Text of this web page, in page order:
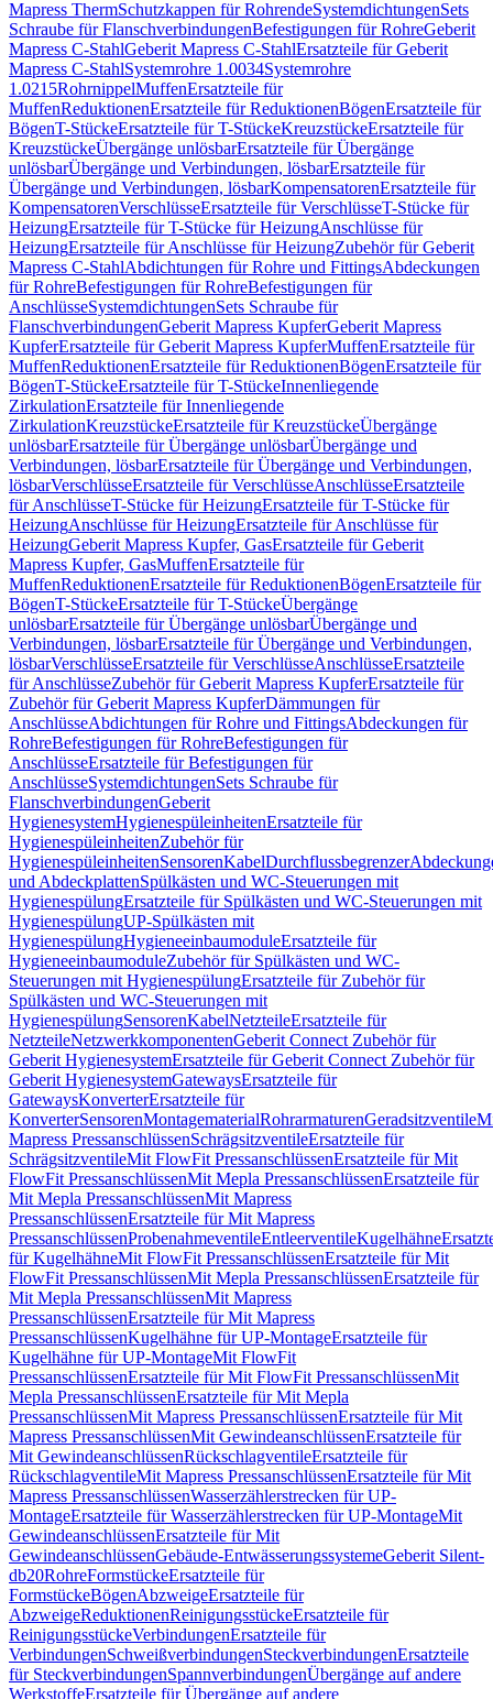
Mapress ThermSchutzkappen für RohrendeSystemdichtungenSets
Schraube für FlanschverbindungenBefestigungen für RohreGeberit
Mapress C-StahlGeberit Mapress C-StahlErsatzteile für Geberit
Mapress C-StahlSystemrohre 1.0034Systemrohre
1.0215RohrnippelMuffenErsatzteile für
MuffenReduktionenErsatzteile für ReduktionenBögenErsatzteile für
BögenT-StückeErsatzteile für T-StückeKreuzstückeErsatzteile für
KreuzstückeÜbergänge unlösbarErsatzteile für Übergänge
unlösbarÜbergänge und Verbindungen, lösbarErsatzteile für
Übergänge und Verbindungen, lösbarKompensatorenErsatzteile für
KompensatorenVerschlüsseErsatzteile für VerschlüsseT-Stücke für
HeizungErsatzteile für T-Stücke für HeizungAnschlüsse für
HeizungErsatzteile für Anschlüsse für HeizungZubehör für Geberit
Mapress C-StahlAbdichtungen für Rohre und FittingsAbdeckungen
für RohreBefestigungen für RohreBefestigungen für
AnschlüsseSystemdichtungenSets Schraube für
FlanschverbindungenGeberit Mapress KupferGeberit Mapress
KupferErsatzteile für Geberit Mapress KupferMuffenErsatzteile für
MuffenReduktionenErsatzteile für ReduktionenBögenErsatzteile für
BögenT-StückeErsatzteile für T-StückeInnenliegende
ZirkulationErsatzteile für Innenliegende
ZirkulationKreuzstückeErsatzteile für KreuzstückeÜbergänge
unlösbarErsatzteile für Übergänge unlösbarÜbergänge und
Verbindungen, lösbarErsatzteile für Übergänge und Verbindungen,
lösbarVerschlüsseErsatzteile für VerschlüsseAnschlüsseErsatzteile
für AnschlüsseT-Stücke für HeizungErsatzteile für T-Stücke für
HeizungAnschlüsse für HeizungErsatzteile für Anschlüsse für
HeizungGeberit Mapress Kupfer, GasErsatzteile für Geberit
Mapress Kupfer, GasMuffenErsatzteile für
MuffenReduktionenErsatzteile für ReduktionenBögenErsatzteile für
BögenT-StückeErsatzteile für T-StückeÜbergänge
unlösbarErsatzteile für Übergänge unlösbarÜbergänge und
Verbindungen, lösbarErsatzteile für Übergänge und Verbindungen,
lösbarVerschlüsseErsatzteile für VerschlüsseAnschlüsseErsatzteile
für AnschlüsseZubehör für Geberit Mapress KupferErsatzteile für
Zubehör für Geberit Mapress KupferDämmungen für
AnschlüsseAbdichtungen für Rohre und FittingsAbdeckungen für
RohreBefestigungen für RohreBefestigungen für
AnschlüsseErsatzteile für Befestigungen für
AnschlüsseSystemdichtungenSets Schraube für
FlanschverbindungenGeberit
HygienesystemHygienespüleinheitenErsatzteile für
HygienespüleinheitenZubehör für
HygienespüleinheitenSensorenKabelDurchflussbegrenzer
und AbdeckplattenSpülkästen und WC-Steuerungen mit
HygienespülungErsatzteile für Spülkästen und WC-Steuerungen mit
HygienespülungUP-Spülkästen mit
HygienespülungHygieneeinbaumoduleErsatzteile für
HygieneeinbaumoduleZubehör für Spülkästen und WC-
Steuerungen mit HygienespülungErsatzteile für Zubehör für
Spülkästen und WC-Steuerungen mit
HygienespülungSensorenKabelNetzteileErsatzteile für
NetzteileNetzwerkkomponentenGeberit Connect Zubehör für
Geberit HygienesystemErsatzteile für Geberit Connect Zubehör für
Geberit HygienesystemGatewaysErsatzteile für
GatewaysKonverterErsatzteile für
KonverterSensorenMontagematerialRohrarmaturenGeradsitzventile
Mapress PressanschlüssenSchrägsitzventileErsatzteile für
SchrägsitzventileMit FlowFit PressanschlüssenErsatzteile für Mit
FlowFit PressanschlüssenMit Mepla PressanschlüssenErsatzteile für
Mit Mepla PressanschlüssenMit Mapress
PressanschlüssenErsatzteile für Mit Mapress
PressanschlüssenProbenahmeventileEntleerventileKugelhähne
für KugelhähneMit FlowFit PressanschlüssenErsatzteile für Mit
FlowFit PressanschlüssenMit Mepla PressanschlüssenErsatzteile für
Mit Mepla PressanschlüssenMit Mapress
PressanschlüssenErsatzteile für Mit Mapress
PressanschlüssenKugelhähne für UP-MontageErsatzteile für
Kugelhähne für UP-MontageMit FlowFit
PressanschlüssenErsatzteile für Mit FlowFit PressanschlüssenMit
Mepla PressanschlüssenErsatzteile für Mit Mepla
PressanschlüssenMit Mapress PressanschlüssenErsatzteile für Mit
Mapress PressanschlüssenMit GewindeanschlüssenErsatzteile für
Mit GewindeanschlüssenRückschlagventileErsatzteile für
RückschlagventileMit Mapress PressanschlüssenErsatzteile für Mit
Mapress PressanschlüssenWasserzählerstrecken für UP-
MontageErsatzteile für Wasserzählerstrecken für UP-MontageMit
GewindeanschlüssenErsatzteile für Mit
GewindeanschlüssenGebäude-EntwässerungssystemeGeberit Silent-
db20RohreFormstückeErsatzteile für
FormstückeBögenAbzweigeErsatzteile für
AbzweigeReduktionenReinigungsstückeErsatzteile für
ReinigungsstückeVerbindungenErsatzteile für
VerbindungenSchweißverbindungenSteckverbindungenErsatzteile
für SteckverbindungenSpannverbindungenÜbergänge auf andere
WerkstoffeErsatzteile für Übergänge auf andere